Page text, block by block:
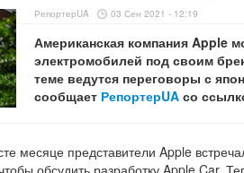
РепортерUA 03 Сен 2021 - 12:19
Американская компания Apple
электромобилей под своим
теме ведутся переговоры с
сообщает РепортерUA со
месяце представители Apple
обсудить разработку Apple Car.